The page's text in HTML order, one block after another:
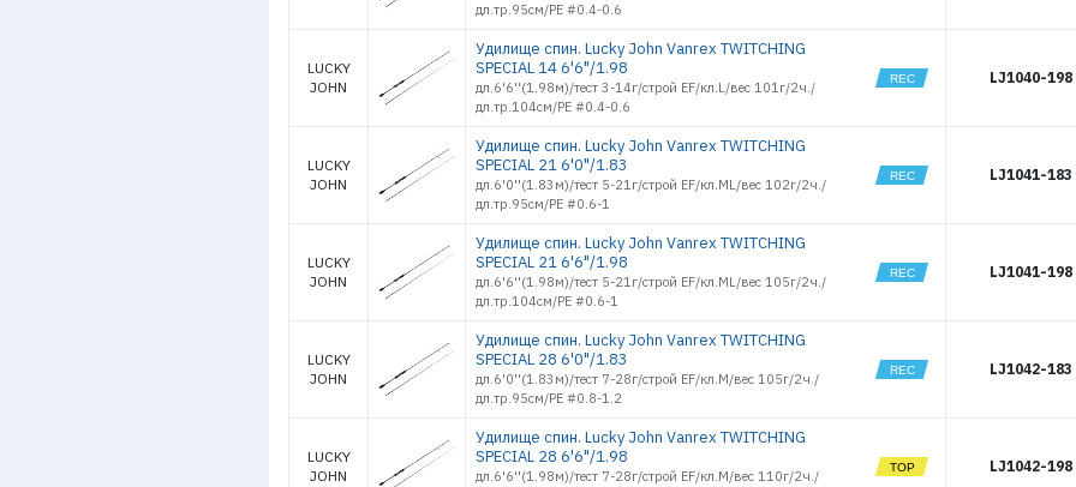
дл.тр.95см/PE #0.4-0.6
LUCKY
JOHN
Удилище спин. Lucky John Vanrex TWITCHING
SPECIAL 14 6'6"/1.98
дл.6'6''(1.98м)/тест 3-14г/строй EF/кл.L/вес 101г/2ч./
дл.тр.104см/PE #0.4-0.6
LJ1040-198
LUCKY
JOHN
Удилище спин. Lucky John Vanrex TWITCHING
SPECIAL 21 6'0"/1.83
дл.6'0''(1.83м)/тест 5-21г/строй EF/кл.ML/вес 102г/2ч./
дл.тр.95см/PE #0.6-1
LJ1041-183
LUCKY
JOHN
Удилище спин. Lucky John Vanrex TWITCHING
SPECIAL 21 6'6"/1.98
дл.6'6''(1.98м)/тест 5-21г/строй EF/кл.ML/вес 105г/2ч./
дл.тр.104см/PE #0.6-1
LJ1041-198
LUCKY
JOHN
Удилище спин. Lucky John Vanrex TWITCHING
SPECIAL 28 6'0"/1.83
дл.6'0''(1.83м)/тест 7-28г/строй EF/кл.M/вес 105г/2ч./
дл.тр.95см/PE #0.8-1.2
LJ1042-183
LUCKY
JOHN
Удилище спин. Lucky John Vanrex TWITCHING
SPECIAL 28 6'6"/1.98
дл.6'6''(1.98м)/тест 7-28г/строй EF/кл.M/вес 110г/2ч./
LJ1042-198